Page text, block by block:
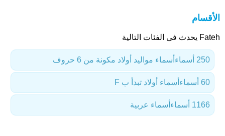
الأقسام
Fateh يحدث فى الفئات التالية
أسماء مواليد أولاد مكونة من 6 حروف 250 أسماء
أسماء أولاد تبدأ ب F 60 أسماء
أسماء عربية 1166 أسماء